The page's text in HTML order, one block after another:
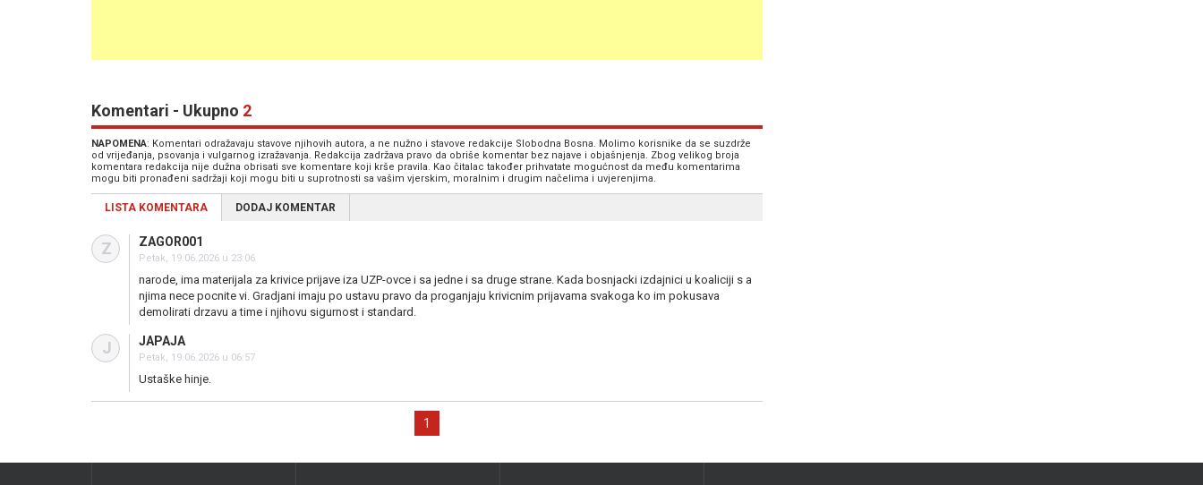
Komentari - Ukupno 2
NAPOMENA: Komentari odražavaju stavove njihovih autora, a ne nužno i stavove redakcije Slobodna Bosna. Molimo korisnike da se suzdrže
od vrijeđanja, psovanja i vulgarnog izražavanja. Redakcija zadržava pravo da obriše komentar bez najave i objašnjenja. Zbog velikog broja
komentara redakcija nije dužna obrisati sve komentare koji krše pravila. Kao čitalac također prihvatate mogućnost da među komentarima
mogu biti pronađeni sadržaji koji mogu biti u suprotnosti sa vašim vjerskim, moralnim i drugim načelima i uvjerenjima.
LISTA KOMENTARA DODAJ KOMENTAR
Z ZAGOR001
Petak, 19.06.2026 u 23:06
narode, ima materijala za krivice prijave iza UZP-ovce i sa jedne i sa druge strane. Kada bosnjacki izdajnici u koaliciji s a
njima nece pocnite vi. Gradjani imaju po ustavu pravo da proganjaju krivicnim prijavama svakoga ko im pokusava
demolirati drzavu a time i njihovu sigurnost i standard.
J JAPAJA
Petak, 19.06.2026 u 06:57
Ustaške hinje.
1